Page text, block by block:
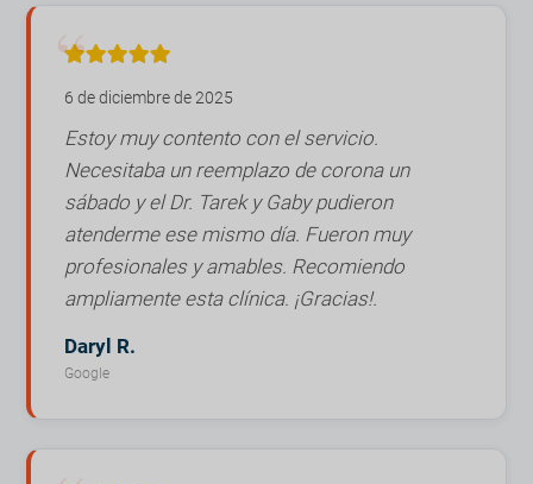
6 de diciembre de 2025
Estoy muy contento con el servicio.
Necesitaba un reemplazo de corona un
sábado y el Dr. Tarek y Gaby pudieron
atenderme ese mismo día. Fueron muy
profesionales y amables. Recomiendo
ampliamente esta clínica. ¡Gracias!.
Daryl R.
Google